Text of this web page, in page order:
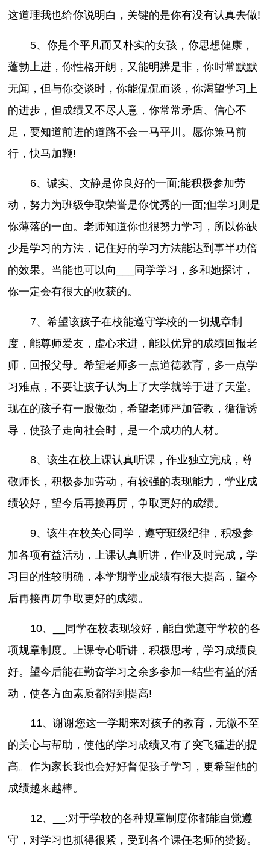
这道理我也给你说明白，关键的是你有没有认真去做!
5、你是个平凡而又朴实的女孩，你思想健康，
蓬勃上进，你性格开朗，又能明辨是非，你时常默默
无闻，但与你交谈时，你能侃侃而谈，你渴望学习上
的进步，但成绩又不尽人意，你常常矛盾、信心不
足，要知道前进的道路不会一马平川。愿你策马前
行，快马加鞭!
6、诚实、文静是你良好的一面;能积极参加劳
动，努力为班级争取荣誉是你优秀的一面;但学习则是
你薄落的一面。老师知道你也很努力学习，所以你缺
少是学习的方法，记住好的学习方法能达到事半功倍
的效果。当能也可以向___同学学习，多和她探讨，
你一定会有很大的收获的。
7、希望该孩子在校能遵守学校的一切规章制
度，能尊师爱友，虚心求进，能以优异的成绩回报老
师，回报父母。希望老师多一点道德教育，多一点学
习难点，不要让孩子认为上了大学就等于进了天堂。
现在的孩子有一股傲劲，希望老师严加管教，循循诱
导，使孩子走向社会时，是一个成功的人材。
8、该生在校上课认真听课，作业独立完成，尊
敬师长，积极参加劳动，有较强的表现能力，学业成
绩较好，望今后再接再厉，争取更好的成绩。
9、该生在校关心同学，遵守班级纪律，积极参
加各项有益活动，上课认真听讲，作业及时完成，学
习目的性较明确，本学期学业成绩有很大提高，望今
后再接再厉争取更好的成绩。
10、__同学在校表现较好，能自觉遵守学校的各
项规章制度。上课专心听讲，积极思考，学习成绩良
好。望今后能在勤奋学习之余多参加一结些有益的活
动，使各方面素质都得到提高!
11、谢谢您这一学期来对孩子的教育，无微不至
的关心与帮助，使他的学习成绩又有了突飞猛进的提
高。作为家长我也会好好督促孩子学习，更希望他的
成绩越来越棒。
12、__:对于学校的各种规章制度你都能自觉遵
守，对学习也抓得很紧，受到各个课任老师的赞扬。